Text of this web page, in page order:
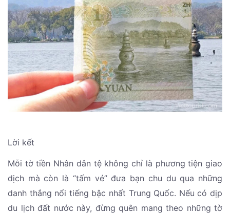
Lời kết
Mỗi tờ tiền Nhân dân tệ không chỉ là phương tiện giao
dịch mà còn là “tấm vé” đưa bạn chu du qua những
danh thắng nổi tiếng bậc nhất Trung Quốc. Nếu có dịp
du lịch đất nước này, đừng quên mang theo những tờ